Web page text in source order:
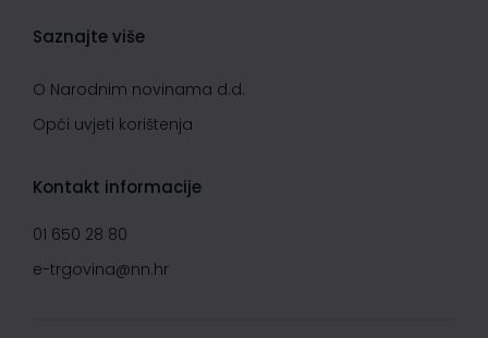
Saznajte više
O Narodnim novinama d.d.
Opći uvjeti korištenja
Kontakt informacije
01 650 28 80
e-trgovina@nn.hr